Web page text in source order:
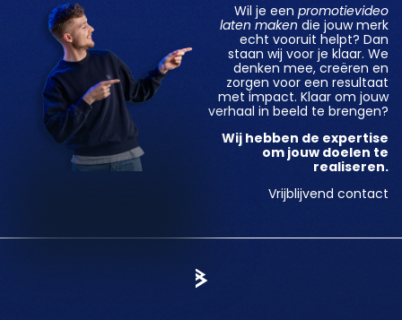
Wil je een promotievideo
laten makendie jouw merk
echt vooruit helpt? Dan
staan wij voor je klaar. We
denken mee, creëren en
zorgen voor een resultaat
met impact. Klaar om jouw
verhaal in beeld te brengen?
Wij hebben de expertise
om jouw doelen te
realiseren.
Vrijblijvend contact